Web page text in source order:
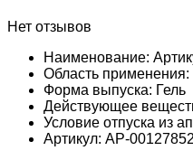
Нет отзывов
Наименование:
Область
Форма выпуска: Гель
Действующее
Условие отпуска из
Артикул: AP-00127852